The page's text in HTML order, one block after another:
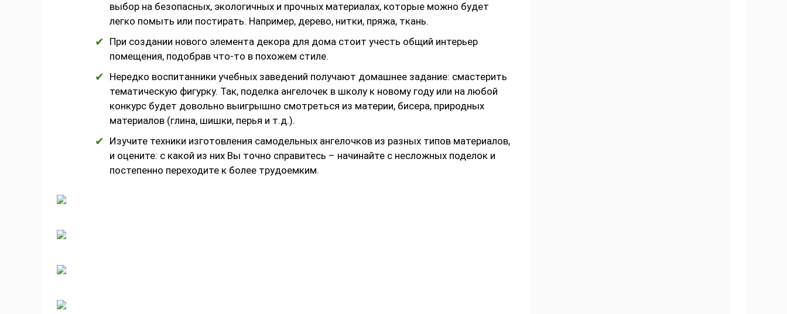
выбор на безопасных, экологичных и прочных материалах, которые можно будет
легко помыть или постирать. Например, дерево, нитки, пряжа, ткань.
При создании нового элемента декора для дома стоит учесть общий интерьер
помещения, подобрав что-то в похожем стиле.
Нередко воспитанники учебных заведений получают домашнее задание: смастерить
тематическую фигурку. Так, поделка ангелочек в школу к новому году или на любой
конкурс будет довольно выигрышно смотреться из материи, бисера, природных
материалов (глина, шишки, перья и т.д.).
Изучите техники изготовления самодельных ангелочков из разных типов материалов,
и оцените: с какой из них Вы точно справитесь – начинайте с несложных поделок и
постепенно переходите к более трудоемким.